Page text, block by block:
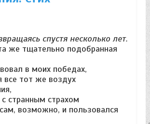
спустя несколько лет.
же тщательно подобранная
в моих победах,
все тот же воздух
странным страхом
возможно, и пользовался